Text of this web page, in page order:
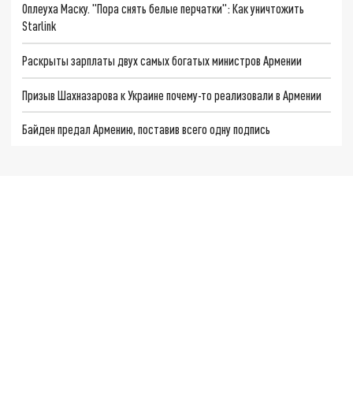
Оплеуха Маску. "Пора снять белые перчатки": Как уничтожить
Starlink
Раскрыты зарплаты двух самых богатых министров Армении
Призыв Шахназарова к Украине почему-то реализовали в Армении
Байден предал Армению, поставив всего одну подпись